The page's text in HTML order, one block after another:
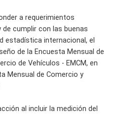
a requerimientos
cumplir con las buenas
estadística internacional, el
de la Encuesta Mensual de
de Vehículos - EMCM, en
Mensual de Comercio y
al incluir la medición del